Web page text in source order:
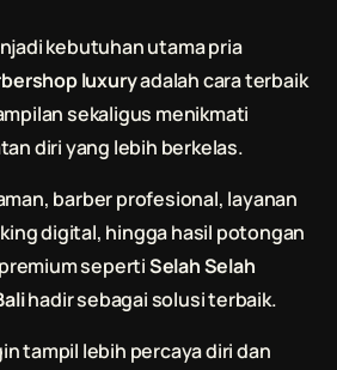
kebutuhan utama pria
luxuryadalah cara terbaik
sekaligus menikmati
diri yang lebih berkelas.
barber profesional, layanan
digital, hingga hasil potongan
sepertiSelah Selah
hadir sebagai solusi terbaik.
tampil lebih percaya diri dan